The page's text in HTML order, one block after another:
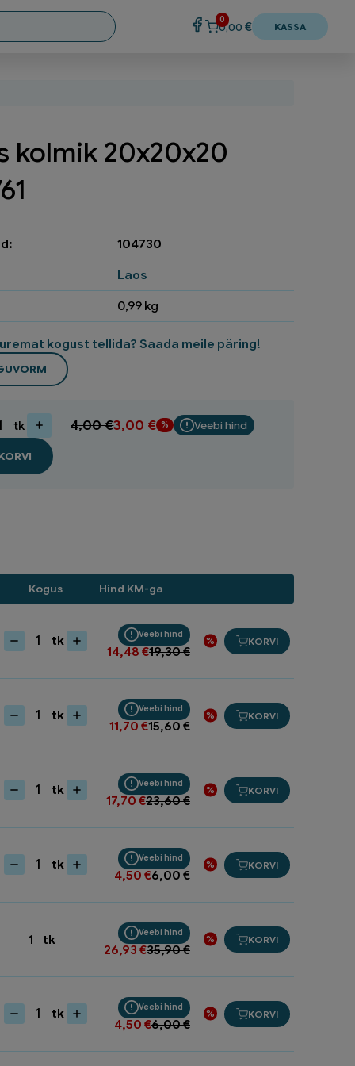
0
0,00€ KASSA
kolmik 20x20x20
104730
Laos
0,99 kg
kogust tellida? Saada meile päring!
tk 4,00€3,00 € Veebi hind
Kogus Hind KM-ga
Kontrollluuk
RL3030
tk
19,30€
14,48 €
Veebi hind
KORVI
Kontrollluuk
RL2025
tk
15,60€
11,70 €
Veebi hind
KORVI
Kontrollluuk
RL3040
tk
23,60€
17,70 €
Veebi hind
KORVI
Koonusliitmik
s
2124336
tk
6,00€
4,50 €
Veebi hind
KORVI
1 tk
35,90€
26,93 €
Veebi hind
KORVI
Koonusliitmik
s-
tk
6,00€
4,50 €
Veebi hind
KORVI